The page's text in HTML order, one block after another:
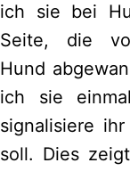
ich sie bei
Seite, die
Hund
ich sie
signalisiere
soll. Dies